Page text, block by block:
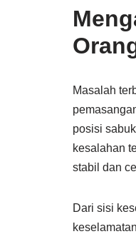
Masalah
posisi
kesalahan
stabil dan
Dari sisi